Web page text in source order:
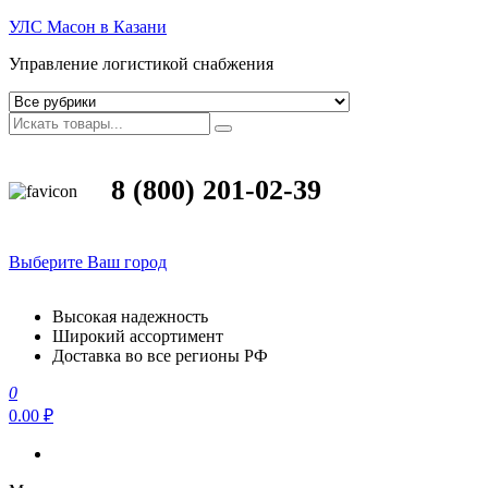
УЛС Масон в Казани
Управление логистикой снабжения
8 (800) 201-02-39
Выберите Ваш город
Высокая надежность
Широкий ассортимент
Доставка во все регионы РФ
0
0.00 ₽